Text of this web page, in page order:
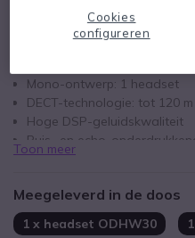
Belangrijkste kenmerken
Mono-ontwerp: 1 headset
DECT-technologie: tot 120
Hoge DSP-geluidskwaliteit
Ruis- en echo-
300 mAh lithium-
Geoptimaliseerd voor
softphones
Toon meer
Meegeleverd in de doos
1 x headset ODHW30
Cookies
configureren